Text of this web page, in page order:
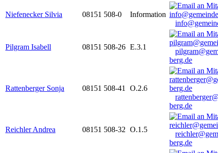
Niefenecker Silvia 08151 508-0
Information
Pilgram Isabell 08151 508-26 E.3.1
berg.de
Rattenberger Sonja 08151 508-41
O.2.6
berg.de
Reichler Andrea 08151 508-32 O.1.5
berg.de